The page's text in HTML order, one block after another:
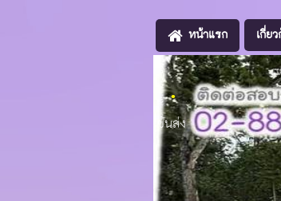
หน้าแรก เกี่ย
.
ขนส่ง